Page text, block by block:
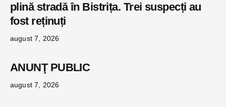
plină stradă în Bistrița. Trei suspecți au
fost reținuți
august 7, 2026
ANUNŢ PUBLIC
august 7, 2026